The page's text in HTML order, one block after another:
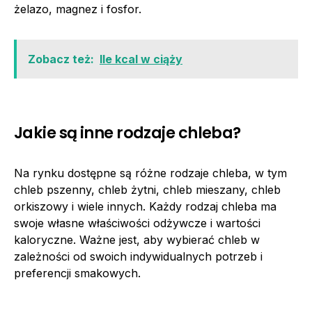
żelazo, magnez i fosfor.
Zobacz też: Ile kcal w ciąży
Jakie są inne rodzaje chleba?
Na rynku dostępne są różne rodzaje chleba, w tym
chleb pszenny, chleb żytni, chleb mieszany, chleb
orkiszowy i wiele innych. Każdy rodzaj chleba ma
swoje własne właściwości odżywcze i wartości
kaloryczne. Ważne jest, aby wybierać chleb w
zależności od swoich indywidualnych potrzeb i
preferencji smakowych.